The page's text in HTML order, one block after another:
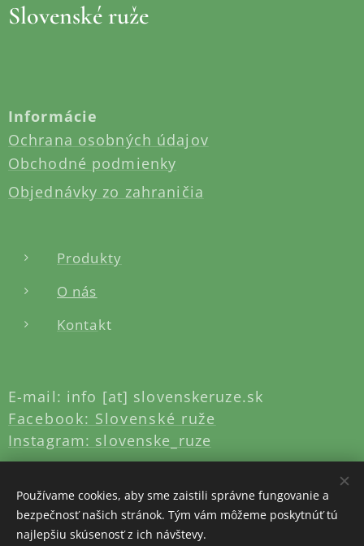
Slovenské ruže
Informácie
Ochrana osobných údajov
Obchodné podmienky
Objednávky zo zahraničia
Produkty
O nás
Kontakt
E-mail: info [at] slovenskeruze.sk
Facebook: Slovenské ruže
Instagram: slovenske_ruze
Vytvorené službouWebnode
Používame cookies, aby sme zaistili správne fungovanie a
bezpečnosť našich stránok. Tým vám môžeme poskytnúť tú
najlepšiu skúsenosť z ich návštevy.